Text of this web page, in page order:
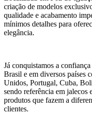
criação de modelos
qualidade e acabamento
mínimos detalhes para
elegância.
Já conquistamos a
Brasil e em diversos países
Unidos, Portugal, Cuba,
sendo referência em
produtos que fazem a
clientes.